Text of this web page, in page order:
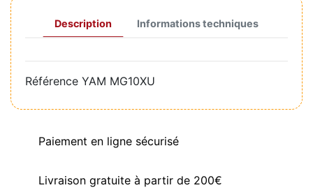
Description Informations techniques
Référence YAM MG10XU
Paiement en ligne sécurisé
Livraison gratuite à partir de 200€